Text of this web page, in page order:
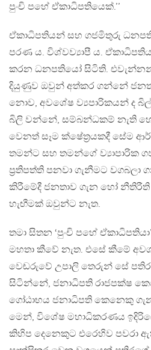
පුංචි පහේ ඒකාධිපතියෙක්.’’
ඒකාධිපතියන් සහ ගජමිතුරු
පරණ ය. විශ්වව්‍යාපී ය.
කරන ධනපතියෝ සිටිති.
දියුණුව ඔවුන් අත්කර ගන්නේ
නොව, අවශේෂ ව්‍යපාරිකයන් ද
බිලි වන්නේ, සම්බන්ධකම් නැති
වෙනත් සෑම ක්ෂේත‍්‍රයකදී සේම
තමන්ට සහ තමන්ගේ ව්‍යාපාරික
ප‍්‍රතිපත්ති පනවා ගැනීමට වගබලා
කිරීමේදී ජනතාව ගැන හෝ
හැඟීමක් ඔවුන්ට නැත.
තමා සිතන ‘පුංචි පහේ
මහතා කීවේ නැත. එසේ කීමේ
වෙඬරුවේ උපාලි තෙරුන් සේ
සිටින්නේ, ජනාධිපති රාජපක්ෂ
ගෝඨාභය ජනාධිපති කෙනෙකු
මෙන්, විශේෂ මහාධිකරණය
කිහිප දෙනෙකුට එරෙහිව පවරා